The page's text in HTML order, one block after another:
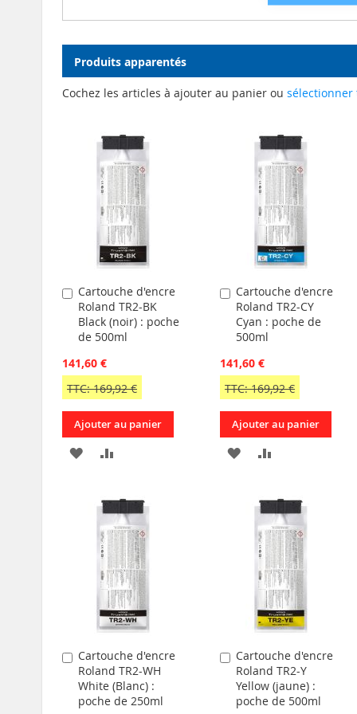
Produits apparentés
Cochez les articles à ajouter au panier ou sélectionner
Cartouche d'encre
Roland TR2-BK
Black (noir) : poche
de 500ml
141,60 €
TTC: 169,92 €
Ajouter
au
panier
Ajouter au panier
AJOUTER
MA
LISTE
D’ENVIE
COMPARATEUR
Cartouche d'encre
Roland TR2-CY
Cyan : poche de
500ml
141,60 €
TTC: 169,92 €
Ajouter
au
panier
Ajouter au panier
AJOUTER
MA
LISTE
D’ENVIE
COMPARATEUR
Cartouche d'encre
Roland TR2-WH
White (Blanc) :
poche de 250ml
Ajouter
au
panier
Cartouche d'encre
Roland TR2-Y
Yellow (jaune) :
poche de 500ml
Ajouter
au
panier